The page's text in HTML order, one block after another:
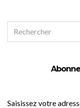
FOR:
Saisissez votre